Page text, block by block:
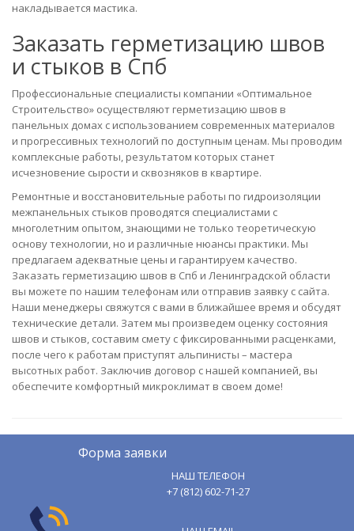
накладывается мастика.
Заказать герметизацию швов
и стыков в Спб
Профессиональные специалисты компании «Оптимальное
Строительство» осуществляют герметизацию швов в
панельных домах с использованием современных материалов
и прогрессивных технологий по доступным ценам. Мы проводим
комплексные работы, результатом которых станет
исчезновение сырости и сквозняков в квартире.
Ремонтные и восстановительные работы по гидроизоляции
межпанельных стыков проводятся специалистами с
многолетним опытом, знающими не только теоретическую
основу технологии, но и различные нюансы практики. Мы
предлагаем адекватные цены и гарантируем качество.
Заказать герметизацию швов в Спб и Ленинградской области
вы можете по нашим телефонам или отправив заявку с сайта.
Наши менеджеры свяжутся с вами в ближайшее время и обсудят
технические детали. Затем мы произведем оценку состояния
швов и стыков, составим смету с фиксированными расценками,
после чего к работам приступят альпинисты – мастера
высотных работ. Заключив договор с нашей компанией, вы
обеспечите комфортный микроклимат в своем доме!
Форма заявки
НАШ ТЕЛЕФОН
+7 (812) 602-71-27